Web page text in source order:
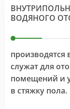
ВОДЯНОГО
производятся
служат для
помещений и
в стяжку пола.